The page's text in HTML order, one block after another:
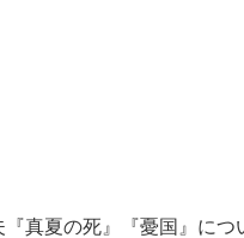
真夏の死』『憂国』につ